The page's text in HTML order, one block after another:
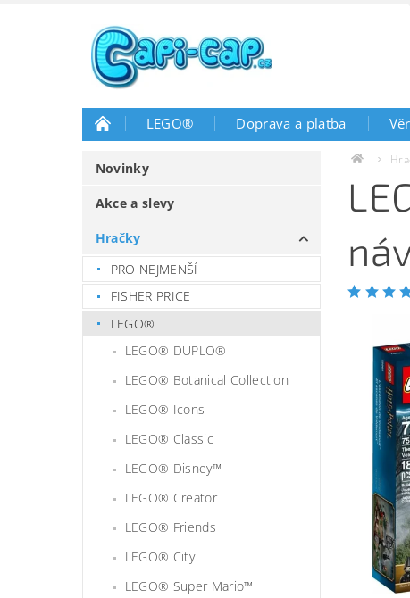
LEGO® Doprava a platba
Novinky
Akce a slevy
Hračky
PRO NEJMENŠÍ
FISHER PRICE
LEGO®
LEGO® DUPLO®
LEGO® Botanical Collection
LEGO® Icons
LEGO® Classic
LEGO® Disney™
LEGO® Creator
LEGO® Friends
LEGO® City
LEGO® Super Mario™